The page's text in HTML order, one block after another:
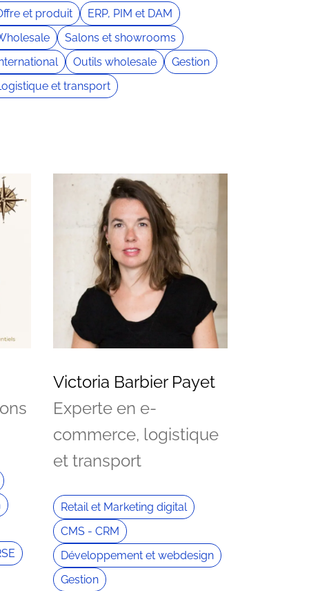
et produit
ERP, PIM et DAM
Salons et showrooms
Outils wholesale
Gestion
et transport
Victoria Barbier Payet
Experte en e-
commerce, logistique
et transport
Retail et Marketing digital
CMS - CRM
Développement et webdesign
Gestion